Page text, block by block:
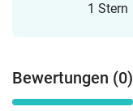
1 Stern
Bewertungen (0)